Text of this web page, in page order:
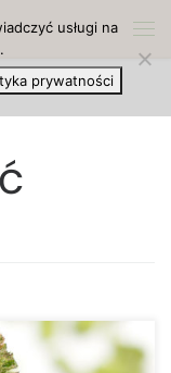
usługi na
prywatności